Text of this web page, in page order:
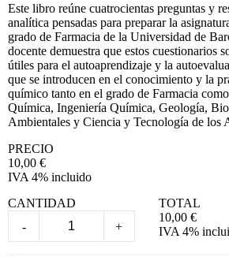
Este libro reúne cuatrocientas preguntas y
analítica pensadas para preparar la
grado de Farmacia de la Universidad de
docente demuestra que estos cuestionarios
útiles para el autoaprendizaje y la
que se introducen en el conocimiento y la
químico tanto en el grado de Farmacia
Química, Ingeniería Química, Geología,
Ambientales y Ciencia y Tecnología de los
PRECIO
10,00 €
IVA 4% incluido
CANTIDAD
-
+
TOTAL
10,00 €
IVA 4%